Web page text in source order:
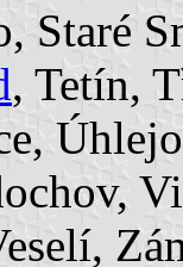
Staré
, Tetín,